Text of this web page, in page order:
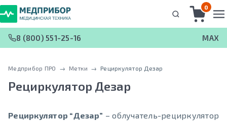
0
8 (800) 551-25-16 MAX
Медприбор ПРО → Метки → Рециркулятор Дезар
Рециркулятор Дезар
Рециркулятор “Дезар” – облучатель-рециркулятор